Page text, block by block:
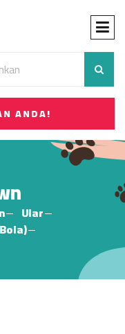
ANDA!
Ular